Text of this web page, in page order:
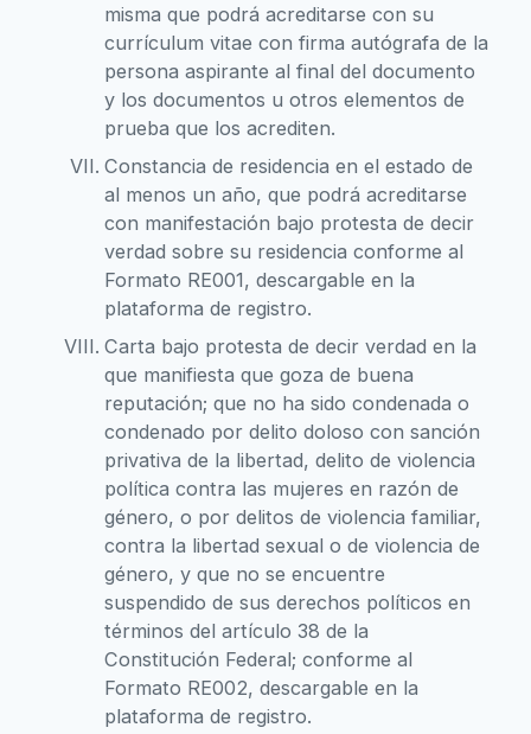
misma que podrá acreditarse con su
currículum vitae con firma autógrafa de la
persona aspirante al final del documento
y los documentos u otros elementos de
prueba que los acrediten.
Constancia de residencia en el estado de
al menos un año, que podrá acreditarse
con manifestación bajo protesta de decir
verdad sobre su residencia conforme al
Formato RE001, descargable en la
plataforma de registro.
Carta bajo protesta de decir verdad en la
que manifiesta que goza de buena
reputación; que no ha sido condenada o
condenado por delito doloso con sanción
privativa de la libertad, delito de violencia
política contra las mujeres en razón de
género, o por delitos de violencia familiar,
contra la libertad sexual o de violencia de
género, y que no se encuentre
suspendido de sus derechos políticos en
términos del artículo 38 de la
Constitución Federal; conforme al
Formato RE002, descargable en la
plataforma de registro.